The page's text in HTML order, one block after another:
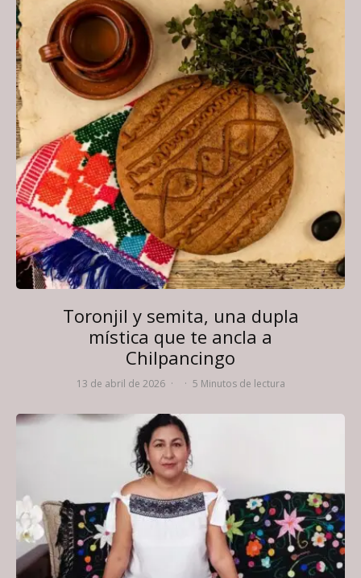
Toronjil y semita, una dupla
mística que te ancla a
Chilpancingo
13 de abril de 2026 · · 5 Minutos de lectura